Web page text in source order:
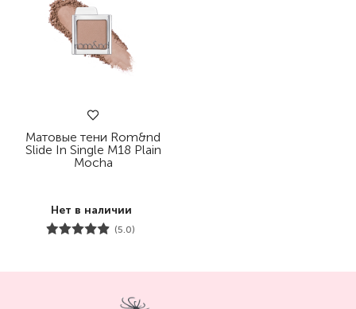
Матовые тени Rom&nd
Slide In Single M18 Plain
Mocha
Нет в наличии
(5.0)